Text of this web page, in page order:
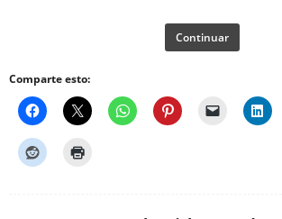
Continuar
Comparte esto: